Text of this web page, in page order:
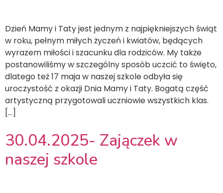
Dzień Mamy i Taty jest jednym z najpiękniejszych świąt
w roku, pełnym miłych życzeń i kwiatów, będących
wyrazem miłości i szacunku dla rodziców. My także
postanowiliśmy w szczególny sposób uczcić to święto,
dlatego też 17 maja w naszej szkole odbyła się
uroczystość z okazji Dnia Mamy i Taty. Bogatą część
artystyczną przygotowali uczniowie wszystkich klas.
[…]
30.04.2025- Zajączek w
naszej szkole